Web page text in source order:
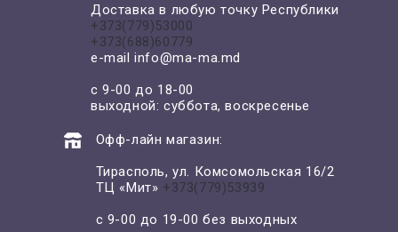
Доставка в любую точку Республики
+373(779)53000
+373(688)60779
e-mailinfo@ma-ma.md
с 9-00 до 18-00
выходной: суббота, воскресенье
Офф-лайн магазин:
Тирасполь, ул. Комсомольская 16/2
ТЦ «Мит» +373(779)53939
с 9-00 до 19-00 без выходных